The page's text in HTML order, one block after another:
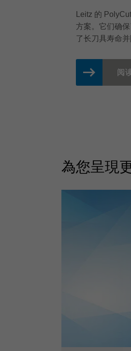
Leitz 的
方案。它们确
了长刀具寿命并
阅
為您呈現